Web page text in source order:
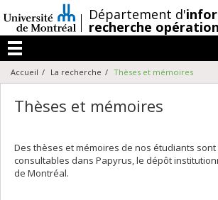
au
contenu
/Département d'
recherche
Menu
Accueil La recherche Thèses et mémoires
Thèses et mémoires
Des thèses et mémoires de nos étudiants
consultables dans Papyrus, le dépôt
de Montréal.